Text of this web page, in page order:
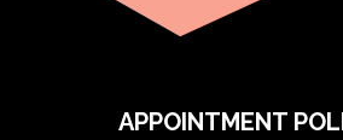
APPOINTMENT